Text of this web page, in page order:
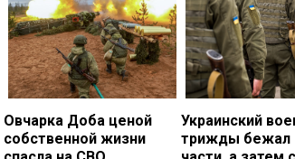
Овчарка Доба ценой
собственной жизни
Украинский
трижды бежал